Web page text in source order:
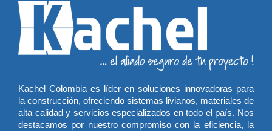
Kachel Colombia es líder en soluciones innovadoras para
la construcción, ofreciendo sistemas livianos, materiales de
alta calidad y servicios especializados en todo el país. Nos
destacamos por nuestro compromiso con la eficiencia, la